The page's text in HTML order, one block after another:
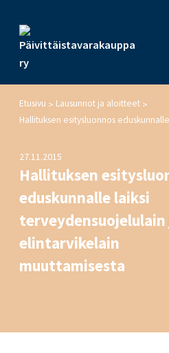
Etusivu > Lausunnot ja aloitteet >
27.11.2015
Hallituksen
eduskunnalle laiksi
terveydensuojelulain
elintarvikelain
muuttamisesta